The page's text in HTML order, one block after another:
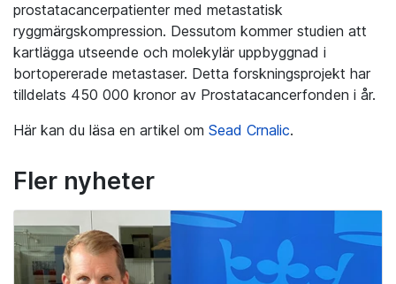
prostatacancerpatienter med metastatisk
ryggmärgskompression. Dessutom kommer studien att
kartlägga utseende och molekylär uppbyggnad i
bortopererade metastaser. Detta forskningsprojekt har
tilldelats 450 000 kronor av Prostatacancerfonden i år.
Här kan du läsa en artikel om Sead Crnalic.
Fler nyheter